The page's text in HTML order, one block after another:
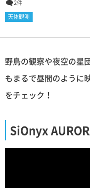
2件
天体観測
野鳥の観察や夜空の星
もまるで昼間のように
をチェック！
SiOnyx